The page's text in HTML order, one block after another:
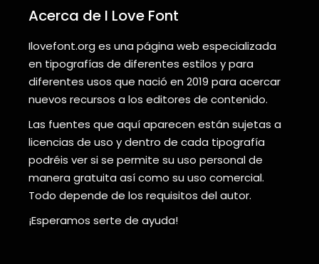
Acerca de I Love Font
Ilovefont.org es una página web especializada
en tipografías de diferentes estilos y para
diferentes usos que nació en 2019 para acercar
nuevos recursos a los editores de contenido.
Las fuentes que aquí aparecen están sujetas a
licencias de uso y dentro de cada tipografía
podréis ver si se permite su uso personal de
manera gratuita así como su uso comercial.
Todo depende de los requisitos del autor.
¡Esperamos serte de ayuda!